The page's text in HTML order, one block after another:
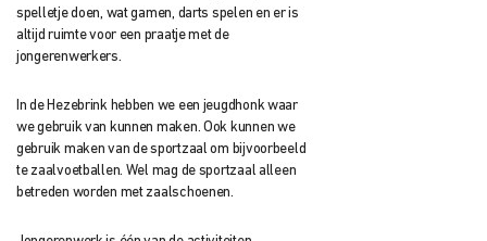
spelletje doen, wat gamen, darts spelen en er is
altijd ruimte voor een praatje met de
jongerenwerkers.
In de Hezebrink hebben we een jeugdhonk waar
we gebruik van kunnen maken. Ook kunnen we
gebruik maken van de sportzaal om bijvoorbeeld
te zaalvoetballen. Wel mag de sportzaal alleen
betreden worden met zaalschoenen.